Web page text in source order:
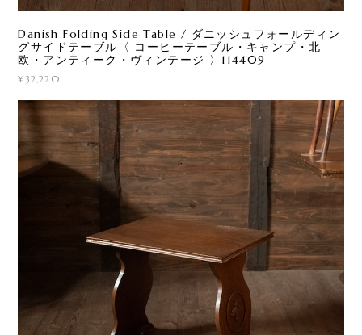
Danish Folding Side Table / ダニッシュフォールディン
グサイドテーブル〈 コーヒーテーブル・キャンプ・北
欧・アンティーク・ヴィンテージ 〉114409
¥32,220